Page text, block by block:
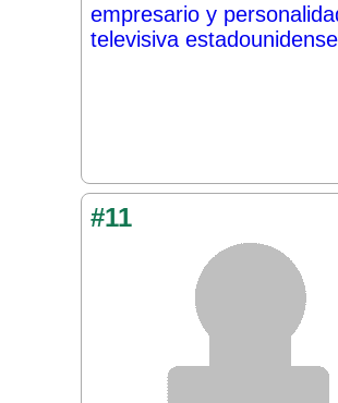
empresario y
televisiva estadounidense
#11